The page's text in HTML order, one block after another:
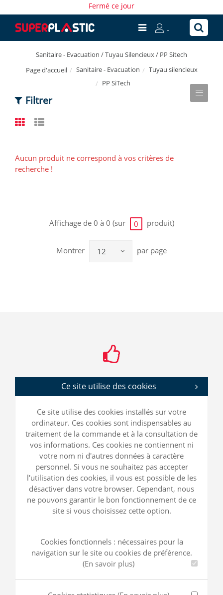
Fermé ce jour
Sanitaire - Evacuation / Tuyau Silencieux / PP Sitech
Page d'accueil
Sanitaire - Evacuation
Tuyau silencieux
PP SiTech
Filtrer
Aucun produit ne correspond à vos critères de
recherche !
Affichage de 0 à 0 (sur 0 produit)
Montrer 12 par page
Ce site utilise des cookies
Ce site utilise des cookies installés sur votre
ordinateur. Ces cookies sont indispensables au
traitement de la commande et à la consultation de
vos informations. Ces cookies ne contiennent ni
votre nom ni d'autres données à caractère
personnel. Si vous ne souhaitez pas accepter
l'utilisation des cookies, il vous est possible de les
désactiver dans votre browser. Cependant, nous
ne pouvons garantir le bon fonctionnement de ce
site si vous choisissez cette option.
Cookies fonctionnels : nécessaires pour la
navigation sur le site ou cookies de préférence.
(En savoir plus)